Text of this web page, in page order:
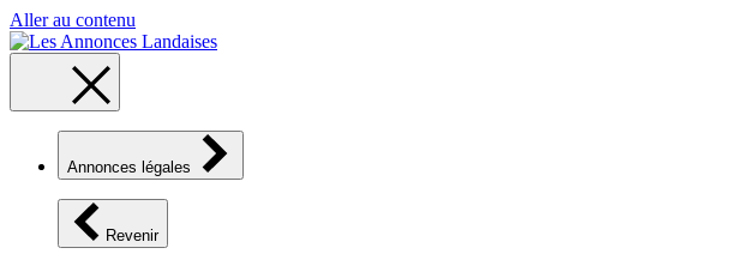
Aller au contenu
Annonces légales
Revenir